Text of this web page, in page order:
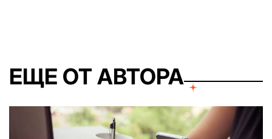
ЕЩЕ ОТ АВТОРА